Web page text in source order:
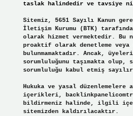
taslak halindedir ve tavsiye
Sitemiz, 5651 Sayılı Kanun
İletişim Kurumu (BTK)
olarak hizmet vermektedir.
proaktif olarak denetleme veya
bulunmamaktadır. Ancak,
sorumluluğunu taşımakta olup,
sorumluluğu kabul etmiş
Hukuka ve yasal düzenlemelere
içerikleri,
bildirmeniz halinde, ilgili
sitemizden kaldırılacaktır.